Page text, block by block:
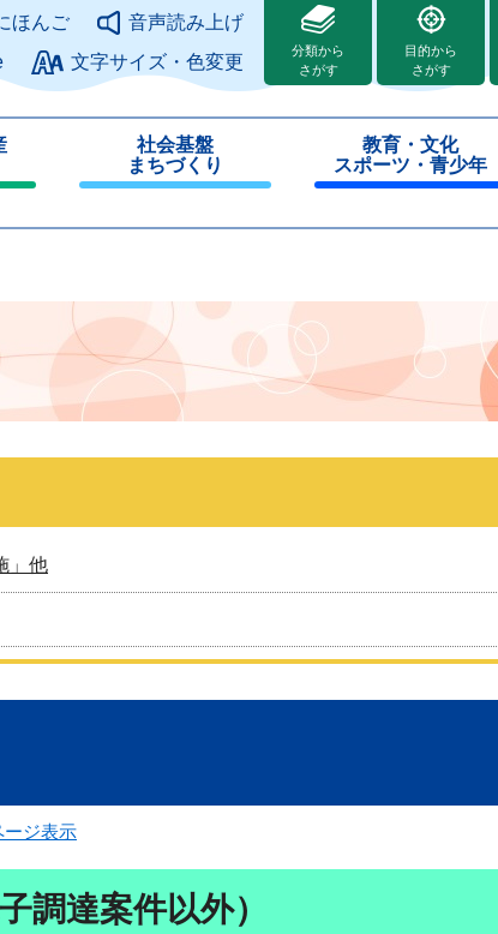
ページの本文へ
ほんご
音声読み上げ
文字サイズ・色変更
分類から
さがす
目的から
さがす
社会基盤
まちづくり
じ
教育・文化
スポーツ・青少年
じ
」他
ージ表示
調達案件以外）